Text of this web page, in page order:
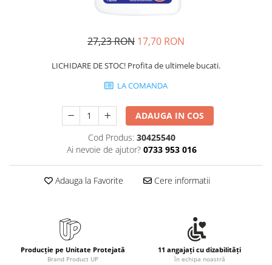
Arhivare si depozitare
Seturi de scris Premium
Instrumente de scris eco
Creioane mecanice si grafit
Textmarkere
Carioci si creioane colorate
Rezerve instrumente scris
Tavite documente si suporturi
27,23 RON 17,70 RON
LICHIDARE DE STOC! Profita de ultimele bucati.
LA COMANDA
ADAUGA IN COS
Cod Produs: 30425540
Ai nevoie de ajutor? 0733 953 016
Adauga la Favorite Cere informatii
Producție pe Unitate Protejată
Brand Product UP
11 angajați cu dizabilități
în echipa noastră